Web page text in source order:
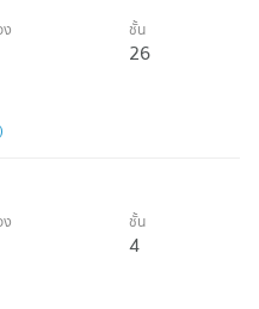
ชั้น
26
ชั้น
4